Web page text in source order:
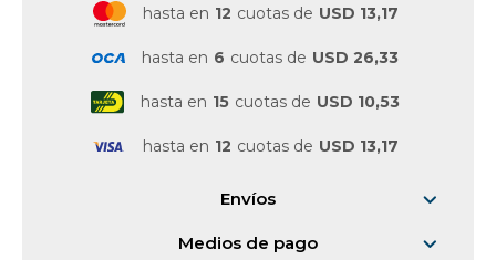
hasta en 12 cuotas de USD 13,17
hasta en 6 cuotas de USD 26,33
hasta en 15 cuotas de USD 10,53
hasta en 12 cuotas de USD 13,17
Envíos
Medios de pago